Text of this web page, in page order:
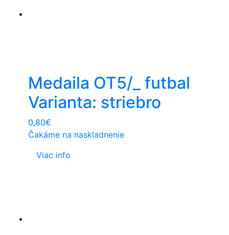
Medaila OT5/_ futbal
Varianta: striebro
0,80€
Čakáme na naskladnenie
Viac info